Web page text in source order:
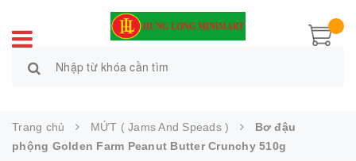
Trang chủ MỨT ( Jams And Speads )
Bơ đậu
phộng Golden Farm Peanut Butter Crunchy 510g